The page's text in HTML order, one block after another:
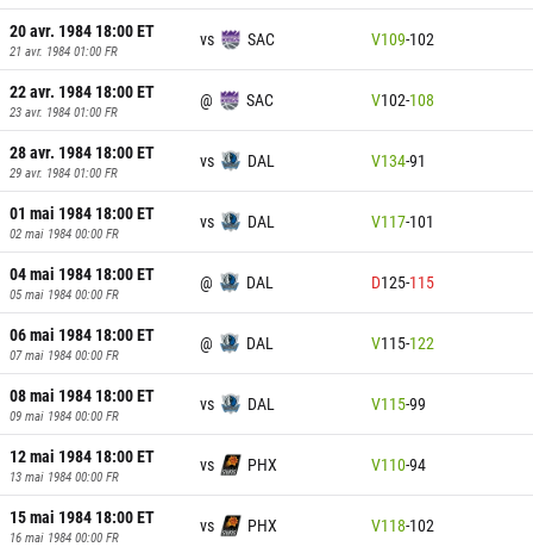
20 avr. 1984 18:00ET
21 avr. 1984 01:00 FR
vs SAC V109-102
22 avr. 1984 18:00ET
23 avr. 1984 01:00 FR
@ SAC V102-108
28 avr. 1984 18:00ET
29 avr. 1984 01:00 FR
vs DAL V134-91
01 mai 1984 18:00ET
02 mai 1984 00:00 FR
vs DAL V117-101
04 mai 1984 18:00ET
05 mai 1984 00:00 FR
@ DAL D125-115
06 mai 1984 18:00ET
07 mai 1984 00:00 FR
@ DAL V115-122
08 mai 1984 18:00ET
09 mai 1984 00:00 FR
vs DAL V115-99
12 mai 1984 18:00ET
13 mai 1984 00:00 FR
vs PHX V110-94
15 mai 1984 18:00ET
16 mai 1984 00:00 FR
vs PHX V118-102